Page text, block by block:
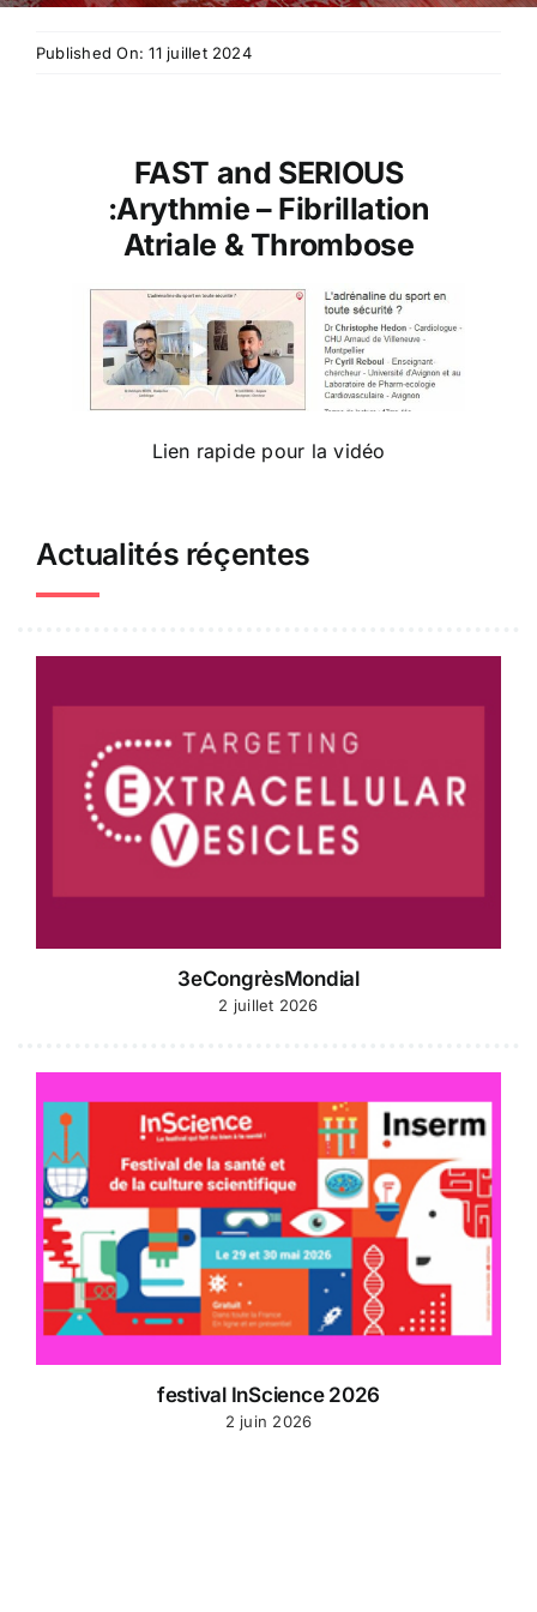
Published On: 11 juillet 2024
FAST and SERIOUS
:Arythmie – Fibrillation
Atriale & Thrombose
Lien rapide pour la vidéo
Actualités réçentes
3eCongrèsMondial
2 juillet 2026
festival InScience 2026
2 juin 2026